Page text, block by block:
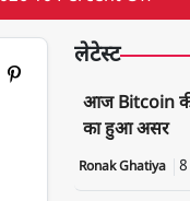
लेटेस्ट
आज Bitcoin की
का हुआ असर
Ronak Ghatiya